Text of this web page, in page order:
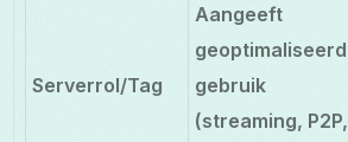
Serverrol/Tag
Aangeeft
geoptimaliseerd
gebruik
(streaming, P2P,